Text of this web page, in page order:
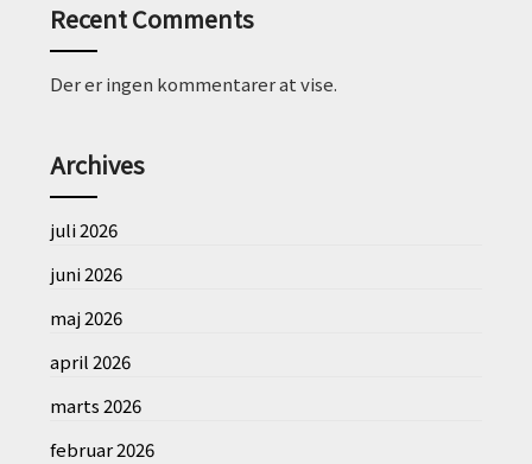
Recent Comments
Der er ingen kommentarer at vise.
Archives
juli 2026
juni 2026
maj 2026
april 2026
marts 2026
februar 2026